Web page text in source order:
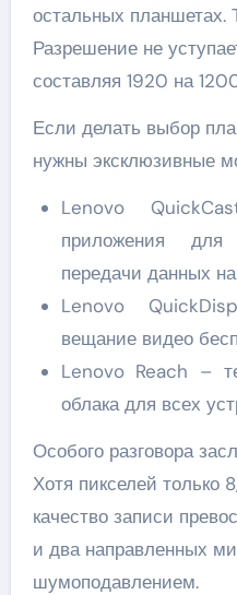
остальных планшетах.
Разрешение не
составляя 1920 на
Если делать выбор
нужны эксклюзивные
Lenovo
приложения
передачи данных
Lenovo
вещание видео
Lenovo Reach –
облака для всех
Особого разговора
Хотя пикселей только
качество записи
и два направленных
шумоподавлением.